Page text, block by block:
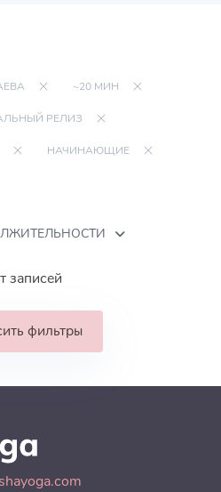
~20 МИН
РЕЛИЗ
НАЧИНАЮЩИЕ
записей
фильтры